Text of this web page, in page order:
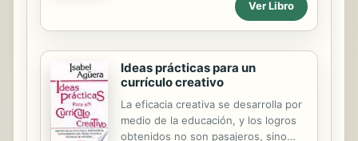
Ver Libro
Ideas prácticas para un
currículo creativo
La eficacia creativa se desarrolla por
medio de la educación, y los logros
obtenidos no son pasajeros, sino